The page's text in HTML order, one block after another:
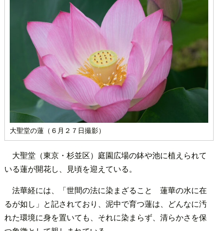
大聖堂の蓮（６月２７日撮影）
大聖堂（東京・杉並区）庭園広場の鉢や池に植えられて
いる蓮が開花し、見頃を迎えている。
法華経には、「世間の法に染まざること 蓮華の水に在
るが如し」と記されており、泥中で育つ蓮は、どんなに汚
れた環境に身を置いても、それに染まらず、清らかさを保